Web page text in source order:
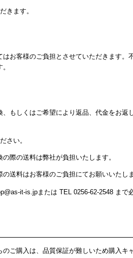
きます。
お客様のご負担とさせていただきます。
もしくはご希望により返品、代金をお返
さい。
際の送料は弊社が負担いたします。
送料はお客様のご負担にてお願いいたしま
it-is.jpまたは TEL 0256-62-2548 まで
ご購入は、品質保証が難しいため購入キ